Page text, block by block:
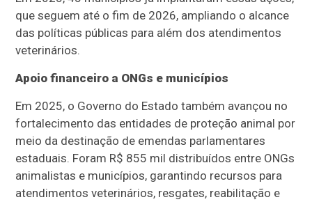
que seguem até o fim de 2026, ampliando o alcance
das políticas públicas para além dos atendimentos
veterinários.
Apoio financeiro a ONGs e municípios
Em 2025, o Governo do Estado também avançou no
fortalecimento das entidades de proteção animal por
meio da destinação de emendas parlamentares
estaduais. Foram R$ 855 mil distribuídos entre ONGs
animalistas e municípios, garantindo recursos para
atendimentos veterinários, resgates, reabilitação e